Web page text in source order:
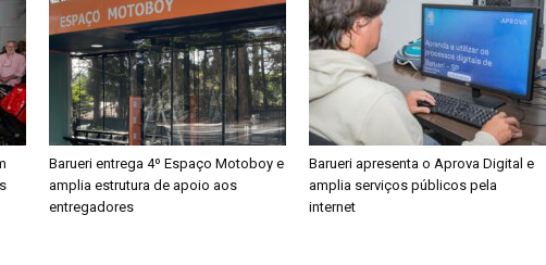
Barueri entrega 4º Espaço Motoboy e
amplia estrutura de apoio aos
entregadores
Barueri apresenta o Aprova Digital e
amplia serviços públicos pela
internet